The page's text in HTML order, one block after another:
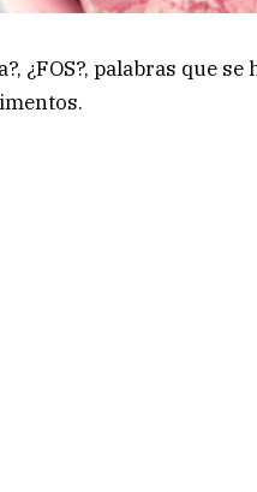
¿FOS?, palabras que se